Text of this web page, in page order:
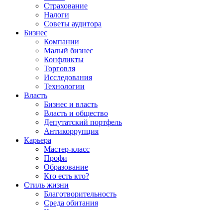
Страхование
Налоги
Советы аудитора
Бизнес
Компании
Малый бизнес
Конфликты
Торговля
Исследования
Технологии
Власть
Бизнес и власть
Власть и общество
Депутатский портфель
Антикоррупция
Карьера
Мастер-класс
Профи
Образование
Кто есть кто?
Стиль жизни
Благотворительность
Среда обитания